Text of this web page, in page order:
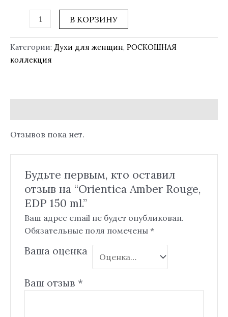
В КОРЗИНУ
Категории: Духи для женщин, РОСКОШНАЯ
коллекция
Отзывов пока нет.
Будьте первым, кто оставил
отзыв на “Orientica Amber Rouge,
EDP 150 ml.”
Ваш адрес email не будет опубликован.
Обязательные поля помечены *
Ваша оценка
Ваш отзыв *